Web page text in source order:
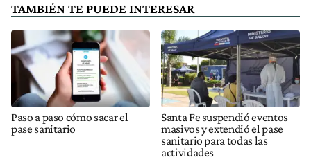
TAMBIÉN TE PUEDE INTERESAR
Paso a paso cómo sacar el
pase sanitario
Santa Fe suspendió eventos
masivos y extendió el pase
sanitario para todas las
actividades